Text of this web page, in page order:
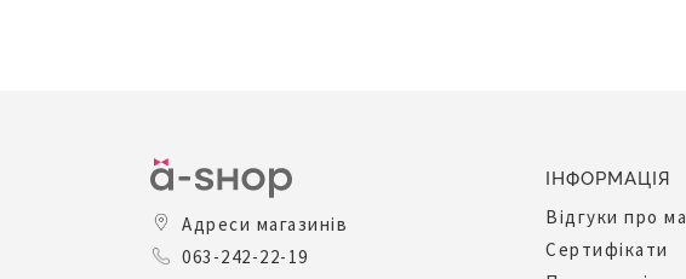
Адреси магазинів
063-242-22-19
ІНФОРМАЦІЯ
Відгуки про
Сертифікати